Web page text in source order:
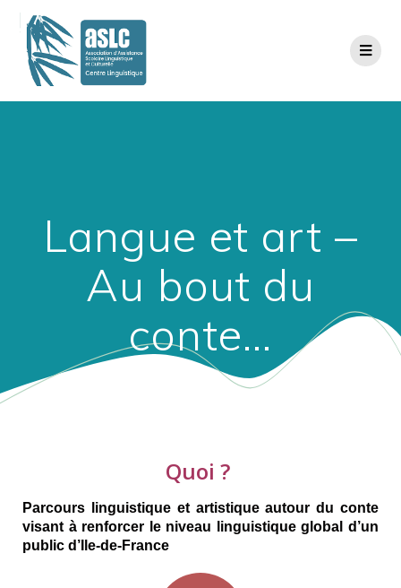
Langue et art –
Au bout du
conte…
Quoi ?
Parcours linguistique et artistique autour du conte
visant à renforcer le niveau linguistique global d’un
public d’Ile-de-France